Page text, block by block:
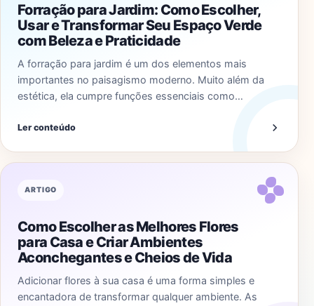
Forração para Jardim: Como Escolher,
Usar e Transformar Seu Espaço Verde
com Beleza e Praticidade
A forração para jardim é um dos elementos mais
importantes no paisagismo moderno. Muito além da
estética, ela cumpre funções essenciais como…
Ler conteúdo
ARTIGO
Como Escolher as Melhores Flores
para Casa e Criar Ambientes
Aconchegantes e Cheios de Vida
Adicionar flores à sua casa é uma forma simples e
encantadora de transformar qualquer ambiente. As